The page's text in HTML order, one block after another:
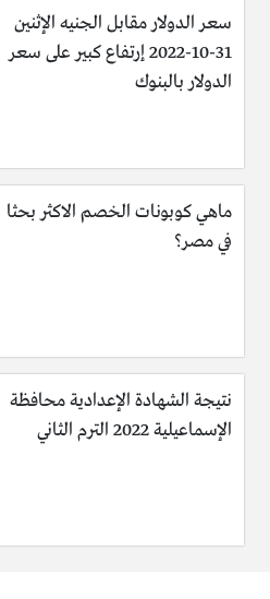
سعر الدولار مقابل الجنيه الإثنين
31-10-2022 إرتفاع كبير على سعر
الدولار بالبنوك
ماهي كوبونات الخصم الاكثر بحثا
في مصر؟
نتيجة الشهادة الإعدادية محافظة
الإسماعيلية 2022 الترم الثاني